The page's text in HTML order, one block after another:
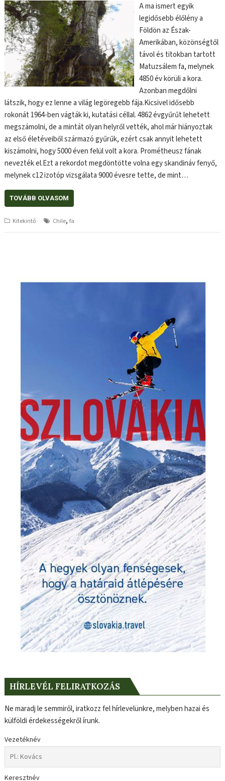
A ma ismert egyik
legidősebb élőlény a
Földön az Észak-
Amerikában, közönségtől
távol és titokban tartott
Matuzsálem fa, melynek
4850 év körüli a kora.
Azonban megdőlni
látszik, hogy ez lenne a világ legöregebb fája.Kicsivel idősebb
rokonát 1964-ben vágták ki, kutatási céllal. 4862 évgyűrűt lehetett
megszámolni, de a mintát olyan helyről vették, ahol már hiányoztak
az első életéveiből származó gyűrűk, ezért csak annyit lehetett
kiszámolni, hogy 5000 éven felül volt a kora. Prométheusz fának
nevezték el.Ezt a rekordot megdöntötte volna egy skandináv fenyő,
melynek c12 izotóp vizsgálata 9000 évesre tette, de mint…
TOVÁBB OLVASOM
Kitekintő Chile,fa
HÍRLEVÉL FELIRATKOZÁS
Ne maradj le semmiről, iratkozz fel hírlevelünkre, melyben hazai és
külföldi érdekességekről írunk.
Vezetéknév
Keresztnév